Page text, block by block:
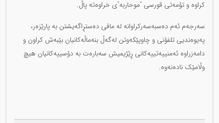
کراوە و تۆمەتی قورسی "موحاربە"ی خراوەتە پاڵ.
سەرجەم ئەم دەسبەسەرکراوانە لە مافی دەستڕاگەیشتن بە پارێزەر،
پەیوەندیی تلفۆنی و چاوپێکەوتن لەگەڵ بنەماڵەکانیان بێبەش کراون و
دامەزراوە ئەمنییەتییەکانی ڕێژیمیش سەبارەت بە دۆسییەکانیان هیچ
وڵامێک نادەنەوە.